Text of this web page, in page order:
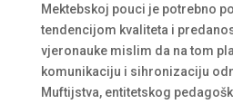
Mektebskoj pouci je potrebno
tendencijom kvaliteta i
vjeronauke mislim da na tom
komunikaciju i sihronizaciju
Muftijstva, entitetskog